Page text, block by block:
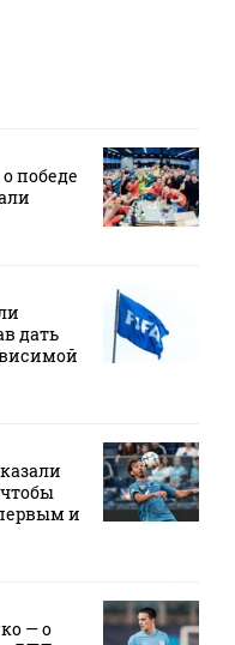
победе
дать
и
— о